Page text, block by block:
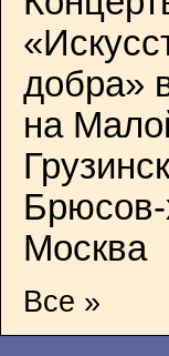
добра»
на
Москва
Все »